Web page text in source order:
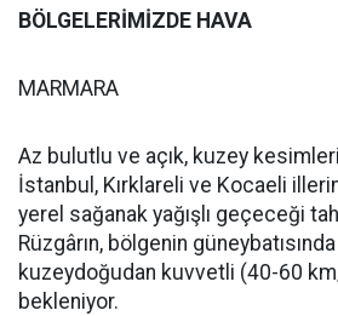
BÖLGELERİMİZDE HAVA
MARMARA
Az bulutlu ve açık, kuzey
İstanbul, Kırklareli ve Kocaeli
yerel sağanak yağışlı geçeceği
Rüzgârın, bölgenin
kuzeydoğudan kuvvetli (40-60
bekleniyor.